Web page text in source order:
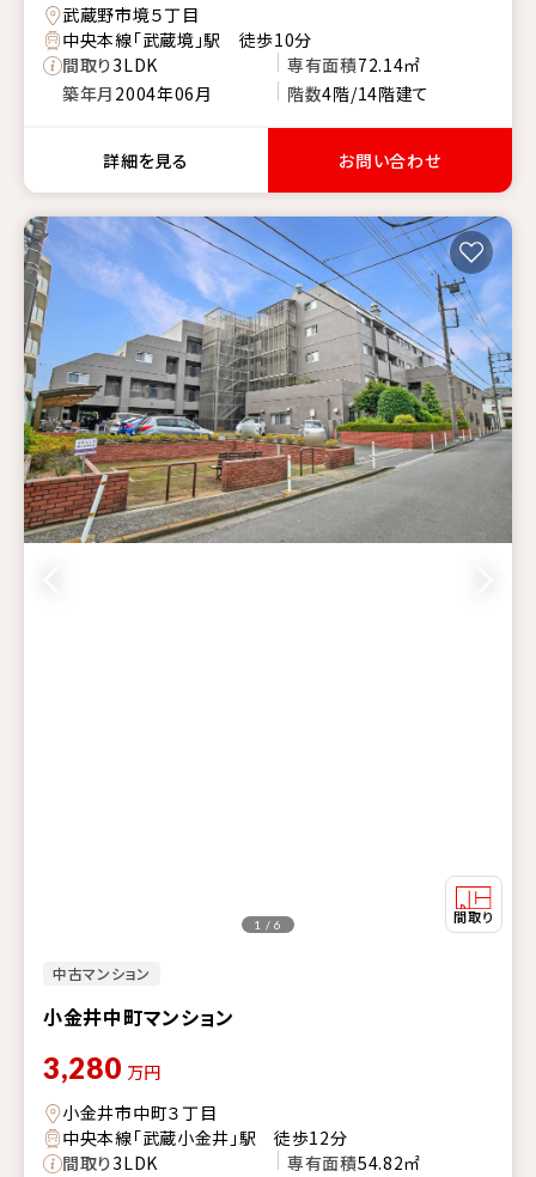
武蔵野市境５丁目
中央本線「武蔵境」駅 徒歩10分
間取り3LDK 専有面積72.14㎡
築年月 2004年06月 階数4階/14階建て
詳細を見る お問い合わせ
中古マンション
小金井中町マンション
1 / 6
3,280 万円
小金井市中町３丁目
中央本線「武蔵小金井」駅 徒歩12分
間取り3LDK 専有面積54.82㎡